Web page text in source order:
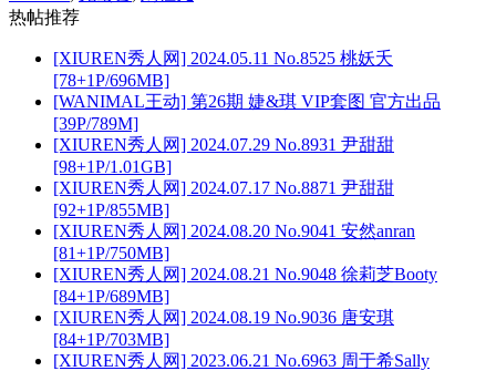
热帖推荐
[XIUREN秀人网] 2024.05.11 No.8525 桃妖夭
[78+1P/696MB]
[WANIMAL王动] 第26期 婕&琪 VIP套图 官方出品
[39P/789M]
[XIUREN秀人网] 2024.07.29 No.8931 尹甜甜
[98+1P/1.01GB]
[XIUREN秀人网] 2024.07.17 No.8871 尹甜甜
[92+1P/855MB]
[XIUREN秀人网] 2024.08.20 No.9041 安然anran
[81+1P/750MB]
[XIUREN秀人网] 2024.08.21 No.9048 徐莉芝Booty
[84+1P/689MB]
[XIUREN秀人网] 2024.08.19 No.9036 唐安琪
[84+1P/703MB]
[XIUREN秀人网] 2023.06.21 No.6963 周于希Sally